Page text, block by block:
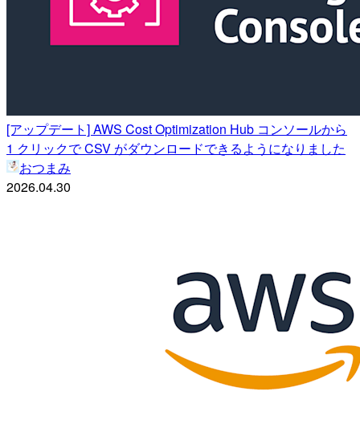
[アップデート] AWS Cost Optimization Hub コンソールから
1 クリックで CSV がダウンロードできるようになりました
おつまみ
2026.04.30